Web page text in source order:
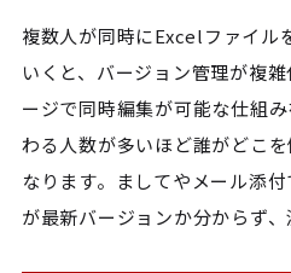
複数人が同時にExcelファイル
いくと、バージョン管理が複
ージで同時編集が可能な仕組
わる人数が多いほど誰がどこ
なります。ましてやメール添
が最新バージョンか分からず、